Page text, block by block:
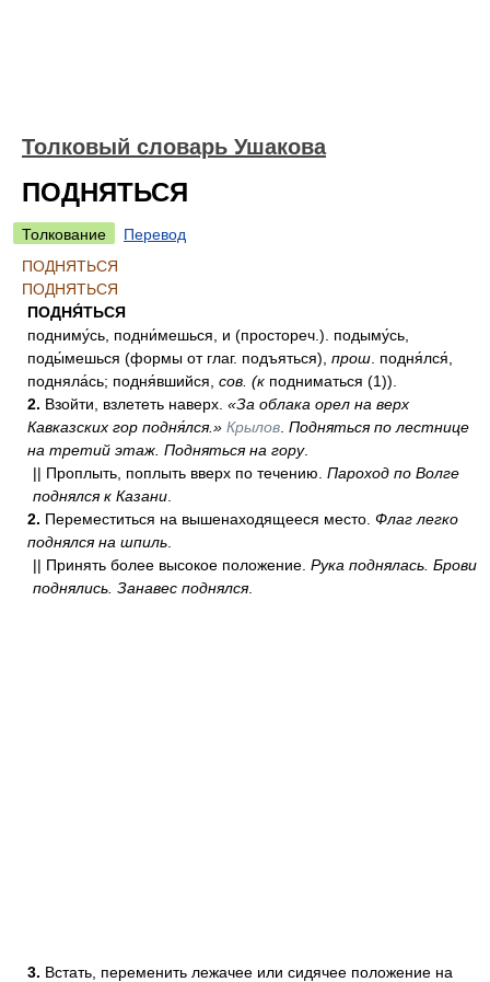
Толковый словарь Ушакова
ПОДНЯТЬСЯ
Толкование
Перевод
ПОДНЯТЬСЯ
ПОДНЯТЬСЯ
ПОДНЯ́ТЬСЯ
подниму́сь, подни́мешься, и (простореч.). подыму́сь,
поды́мешься (формы от глаг. подъяться), прош . подня́лся́,
подняла́сь; подня́вшийся, сов. (к подниматься (1)).
2. Взойти, взлететь наверх. «За облака орел на верх
Кавказских гор подня́лся.» Крылов Подняться по лестнице
на третий этаж. Подняться на гору.
|| Проплыть, поплыть вверх по течению. Пароход по Волге
поднялся к Казани
2. Переместиться на вышенаходящееся место. Флаг легко
поднялся на шпиль
|| Принять более высокое положение. Рука поднялась. Брови
поднялись. Занавес поднялся.
3. Встать, переменить лежачее или сидячее положение на